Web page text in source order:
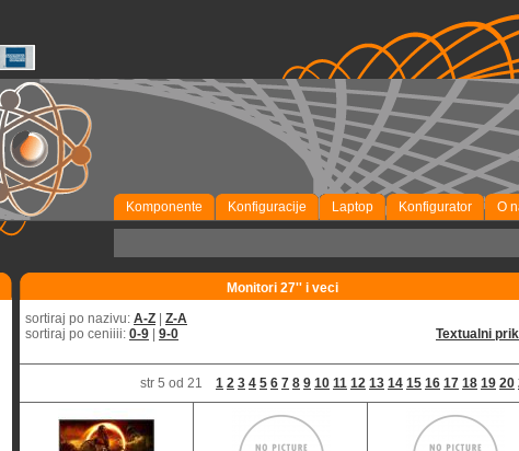
Komponente Konfiguracije Laptop Konfigurator O
Monitori 27'' i veci
sortiraj po nazivu: A-Z
Z-A
sortiraj po ceniiii: 0-9 9-0 Textualni
str 5 od 21 1 2 3 4 5 6 7 8 9 10 11 12 13 14 15 16 17 18 19 20